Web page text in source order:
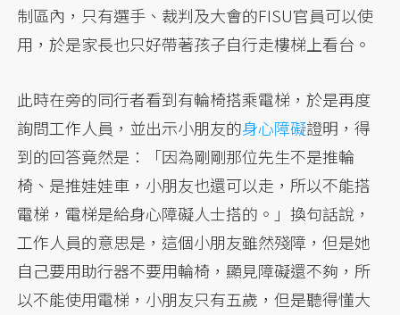
制區內，只有選手、裁判及大會的FISU官員可以使
用，於是家長也只好帶著孩子自行走樓梯上看台。
此時在旁的同行者看到有輪椅搭乘電梯，於是再度
詢問工作人員，並出示小朋友的身心障礙證明，得
到的回答竟然是：「因為剛剛那位先生不是推輪
椅、是推娃娃車，小朋友也還可以走，所以不能搭
電梯，電梯是給身心障礙人士搭的。」換句話說，
工作人員的意思是，這個小朋友雖然殘障，但是她
自己要用助行器不要用輪椅，顯見障礙還不夠，所
以不能使用電梯，小朋友只有五歲，但是聽得懂大